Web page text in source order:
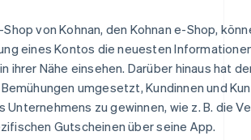
Shop von Kohnan, den Kohnan e-Shop,
eines Kontos die neuesten
ihrer Nähe einsehen. Darüber hinaus hat
umgesetzt, Kundinnen und
Unternehmens zu gewinnen, wie z. B. die
Gutscheinen über seine App.